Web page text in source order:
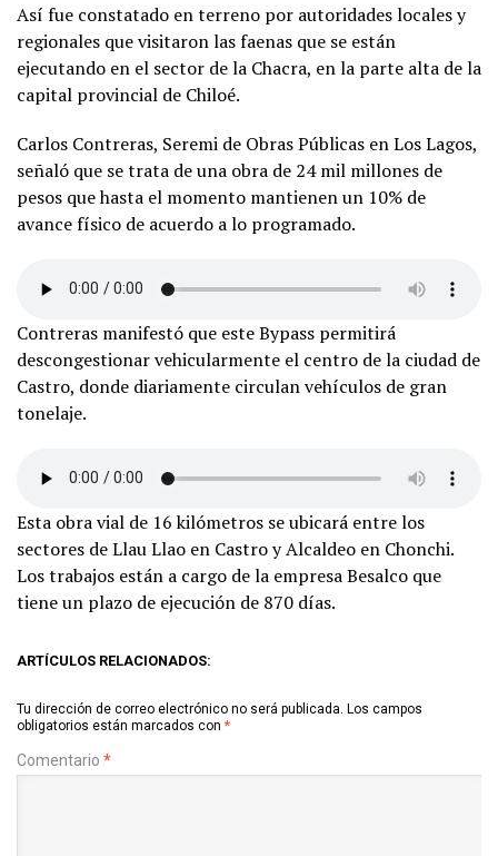
Así fue constatado en terreno por autoridades locales y
regionales que visitaron las faenas que se están
ejecutando en el sector de la Chacra, en la parte alta de la
capital provincial de Chiloé.
Carlos Contreras, Seremi de Obras Públicas en Los Lagos,
señaló que se trata de una obra de 24 mil millones de
pesos que hasta el momento mantienen un 10% de
avance físico de acuerdo a lo programado.
Contreras manifestó que este Bypass permitirá
descongestionar vehicularmente el centro de la ciudad de
Castro, donde diariamente circulan vehículos de gran
tonelaje.
Esta obra vial de 16 kilómetros se ubicará entre los
sectores de Llau Llao en Castro y Alcaldeo en Chonchi.
Los trabajos están a cargo de la empresa Besalco que
tiene un plazo de ejecución de 870 días.
ARTÍCULOS RELACIONADOS:
Tu dirección de correo electrónico no será publicada. Los campos
obligatorios están marcados con *
Comentario *